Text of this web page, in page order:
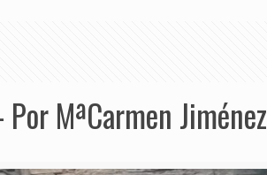
MªCarmen Jiménez